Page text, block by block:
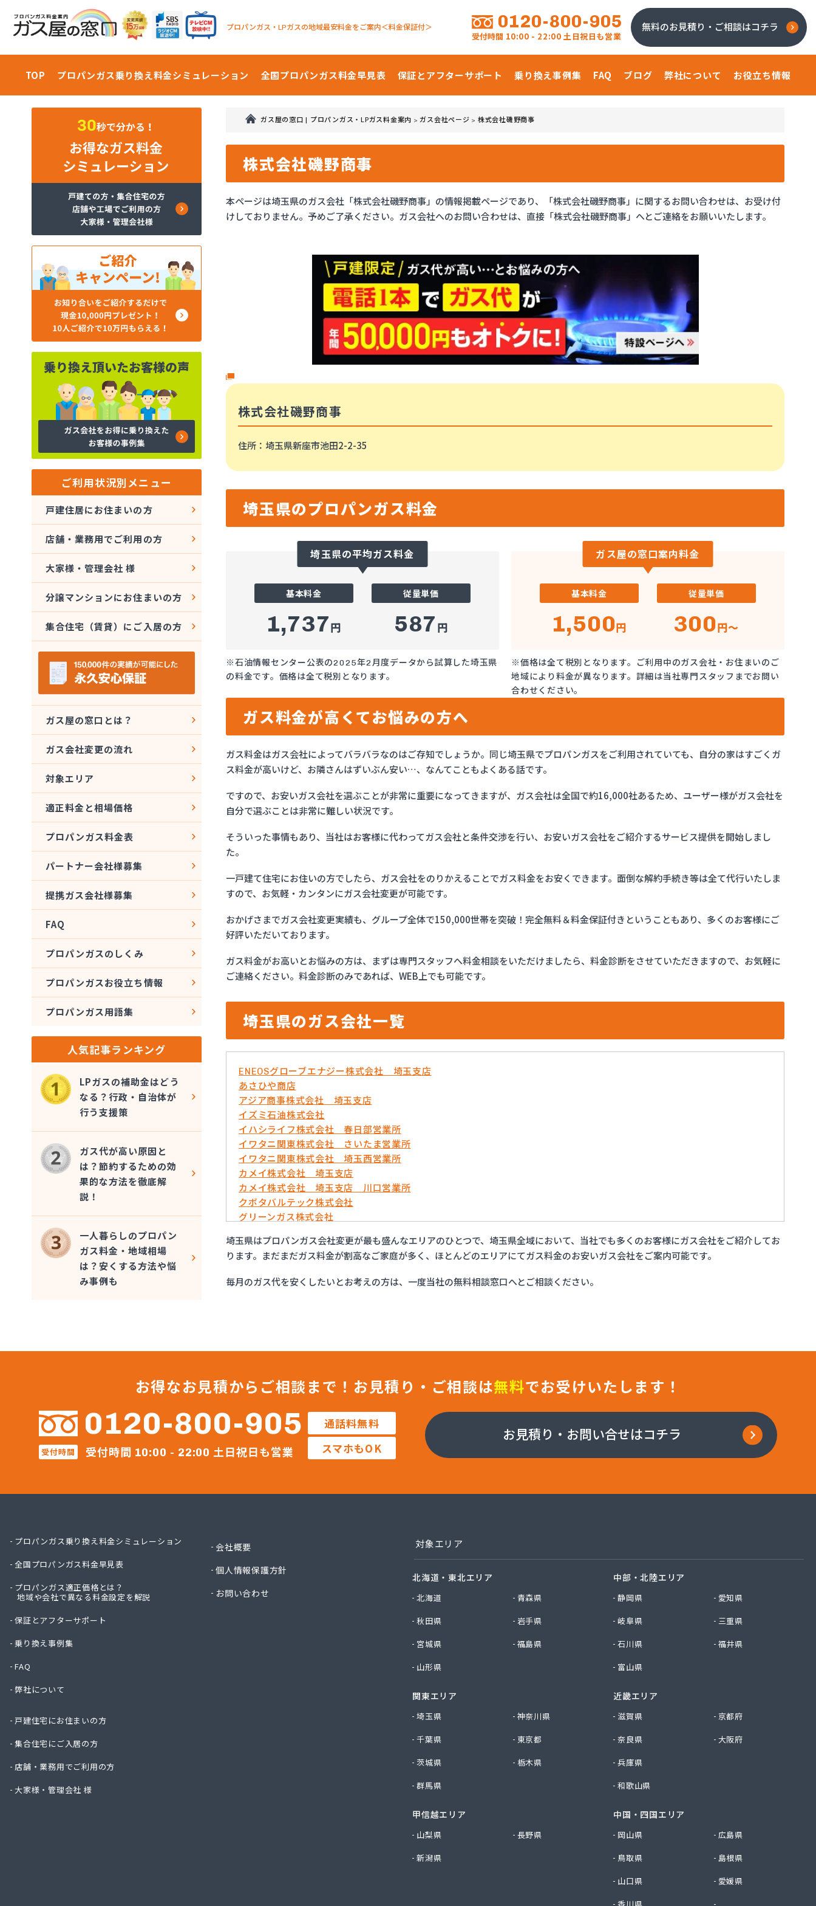
プロパンガス・LPガスの地域最安料金をご案内＜料金保証付＞ 0120-800-905
受付時間 10:00 - 22:00 土日祝日も営業
無料のお見積り・ご相談はコチラ
TOP プロパンガス乗り換え料金シミュレーション 全国プロパンガス料金早見表 保証とアフターサポート 乗り換え事例集 FAQ ブログ 弊社について お役立ち情報
ガス屋の窓口 | プロパンガス・LPガス料金案内 >ガス会社ページ > 株式会社磯野商事
株式会社磯野商事
本ページは埼玉県のガス会社「株式会社磯野商事」の情報掲載ページであり、「株式会社磯野商事」に関するお問い合わせは、お受け付
けしておりません。予めご了承ください。ガス会社へのお問い合わせは、直接「株式会社磯野商事」へとご連絡をお願いいたします。
株式会社磯野商事
住所 ：埼玉県新座市池田2-2-35
埼玉県のプロパンガス料金
埼玉県の平均ガス料金
基本料金
1,737円
従量単価
587 円
※石油情報センター公表の2025年2月度データから試算した埼玉県
の料金です。価格は全て税別となります。
ガス屋の窓口案内料金
基本料金
1,500円
従量単価
300円～
※価格は全て税別となります。ご利用中のガス会社・お住まいのご
地域により料金が異なります。詳細は当社専門スタッフまでお問い
合わせください。
ガス料金が高くてお悩みの方へ
ガス料金はガス会社によってバラバラなのはご存知でしょうか。同じ埼玉県でプロパンガスをご利用されていても、自分の家はすごくガ
ス料金が高いけど、お隣さんはずいぶん安い…、なんてこともよくある話です。
ですので、お安いガス会社を選ぶことが非常に重要になってきますが、ガス会社は全国で約16,000社あるため、ユーザー様がガス会社を
自分で選ぶことは非常に難しい状況です。
そういった事情もあり、当社はお客様に代わってガス会社と条件交渉を行い、お安いガス会社をご紹介するサービス提供を開始しまし
た。
一戸建て住宅にお住いの方でしたら、ガス会社をのりかえることでガス料金をお安くできます。面倒な解約手続き等は全て代行いたしま
すので、お気軽・カンタンにガス会社変更が可能です。
おかげさまでガス会社変更実績も、グループ全体で150,000世帯を突破！完全無料＆料金保証付きということもあり、多くのお客様にご
好評いただいております。
ガス料金がお高いとお悩みの方は、まずは専門スタッフへ料金相談をいただけましたら、料金診断をさせていただきますので、お気軽に
ご連絡ください。料金診断のみであれば、WEB上でも可能です。
埼玉県のガス会社一覧
ENEOSグローブエナジー株式会社 埼玉支店
あさひや商店
アジア商事株式会社 埼玉支店
イズミ石油株式会社
イハシライフ株式会社 春日部営業所
イワタニ関東株式会社 さいたま営業所
イワタニ関東株式会社 埼玉西営業所
カメイ株式会社 埼玉支店
カメイ株式会社 埼玉支店 川口営業所
クボタバルテック株式会社
グリーンガス株式会社
サシダ商事株式会社
さわだ商店
ツルミエネルギー株式会社
フジオックス株式会社 越谷営業所
ミライフ株式会社 川口店
レモンガス株式会社 埼玉支店
レモンガス株式会社 川越支店
伊藤忠エネクスホームライフ関東株式会社 狭山営業所
伊藤忠エネクスホームライフ関東株式会社 越谷支店
伊藤忠エネクスホームライフ関東株式会社 新座支店
横川石油ガス株式会社
河原実業株式会社 川口営業所
河原実業株式会社 白岡営業所
角栄ガス株式会社 西坂戸サービスセンター
株式会社イイノ
株式会社いるま野サービス燃料課南古谷店
埼玉県はプロパンガス会社変更が最も盛んなエリアのひとつで、埼玉県全域において、当社でも多くのお客様にガス会社をご紹介してお
ります。まだまだガス料金が割高なご家庭が多く、ほとんどのエリアにてガス料金のお安いガス会社をご案内可能です。
毎月のガス代を安くしたいとお考えの方は、一度当社の無料相談窓口へとご相談ください。
ご利用状況別メニュー
戸建住居にお住まいの方
店舗・業務用でご利用の方
大家様・管理会社 様
分譲マンションにお住まいの方
集合住宅（賃貸）にご入居の方
ガス屋の窓口とは？
ガス会社変更の流れ
対象エリア
適正料金と相場価格
プロパンガス料金表
パートナー会社様募集
提携ガス会社様募集
FAQ
プロパンガスのしくみ
プロパンガスお役立ち情報
プロパンガス用語集
人気記事ランキング
LPガスの補助金はどう
なる？行政・自治体が
行う支援策
ガス代が高い原因と
は？節約するための効
果的な方法を徹底解
説！
一人暮らしのプロパン
ガス料金・地域相場
は？安くする方法や悩
み事例も
お得なお見積からご相談まで！ お見積り・ご相談は無料でお受けいたします！
0120-800-905
受付時間 受付時間 10:00 - 22:00 土日祝日も営業
通話料無料
スマホもOK
お見積り・お問い合せはコチラ
プロパンガス乗り換え料金シミュレーション
全国プロパンガス料金早見表
プロパンガス適正価格とは？
地域や会社で異なる料金設定を解説
保証とアフターサポート
乗り換え事例集
FAQ
弊社について
戸建住宅にお住まいの方
集合住宅にご入居の方
店舗・業務用でご利用の方
大家様・管理会社 様
会社概要
個人情報保護方針
お問い合わせ
対象エリア
北海道・東北エリア
北海道
青森県
秋田県
岩手県
宮城県
福島県
山形県
関東エリア
埼玉県
神奈川県
千葉県
東京都
茨城県
栃木県
群馬県
甲信越エリア
山梨県
長野県
新潟県
中部・北陸エリア
静岡県
愛知県
岐阜県
三重県
石川県
福井県
富山県
近畿エリア
滋賀県
京都府
奈良県
大阪府
兵庫県
和歌山県
中国・四国エリア
岡山県
広島県
鳥取県
島根県
山口県
愛媛県